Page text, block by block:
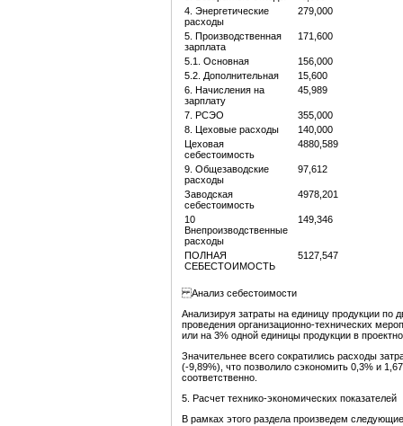
4. Энергетические
расходы
279,000
5. Производственная
зарплата
171,600
5.1. Основная
156,000
5.2. Дополнительная
15,600
6. Начисления на
зарплату
45,989
7. РСЭО
355,000
8. Цеховые расходы
140,000
Цеховая
себестоимость
4880,589
9. Общезаводские
расходы
97,612
Заводская
себестоимость
4978,201
10
Внепроизводственные
расходы
149,346
ПОЛНАЯ
СЕБЕСТОИМОСТЬ
5127,547
Анализ себестоимости
Анализируя затраты на единицу продукции
проведения организационно-технических
или на 3% одной единицы продукции в
Значительнее всего сократились расходы
(-9,89%), что позволило сэкономить 0,3% и
соответственно.
5. Расчет технико-экономических показателей
В рамках этого раздела произведем